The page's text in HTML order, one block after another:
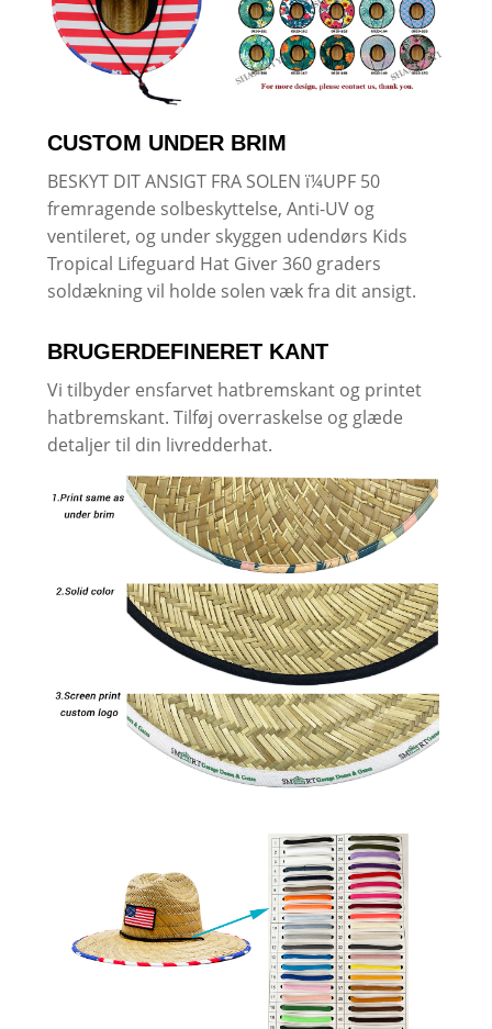
CUSTOM UNDER BRIM
BESKYT DIT ANSIGT FRA SOLEN ï¼UPF 50
fremragende solbeskyttelse, Anti-UV og
ventileret, og under skyggen udendørs Kids
Tropical Lifeguard Hat Giver 360 graders
soldækning vil holde solen væk fra dit ansigt.
BRUGERDEFINERET KANT
Vi tilbyder ensfarvet hatbremskant og printet
hatbremskant. Tilføj overraskelse og glæde
detaljer til din livredderhat.